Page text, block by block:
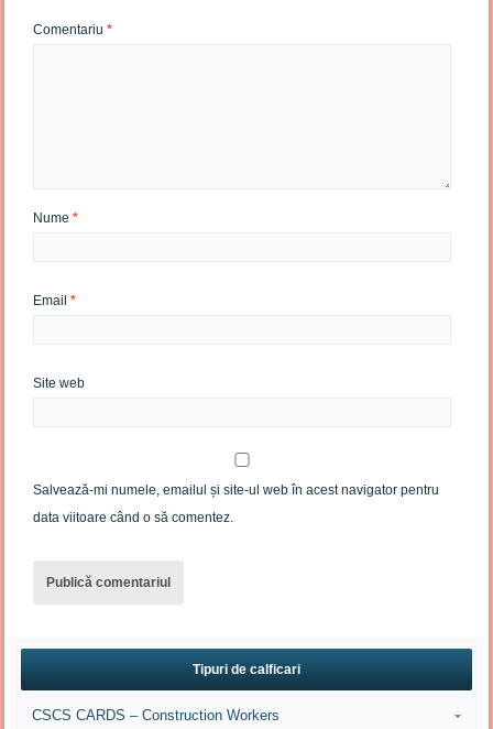
Comentariu*
Nume*
Email*
Site web
Salvează-mi numele, emailul și site-ul web în acest navigator pentru
data viitoare când o să comentez.
Tipuri de calficari
CSCS CARDS – Construction Workers